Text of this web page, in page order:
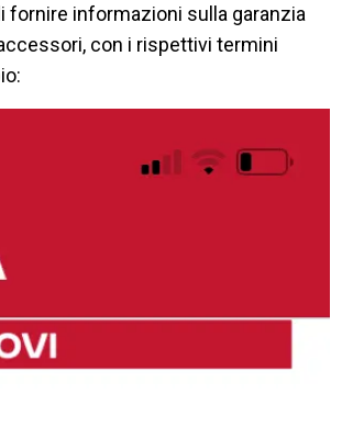
fornire informazioni sulla garanzia
con i rispettivi termini